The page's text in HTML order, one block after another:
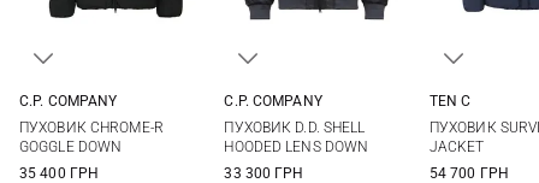
XXL
C.P. COMPANY
ПУХОВИК CHROME-R
GOGGLE DOWN
35 400 ГРН
XXL
C.P. COMPANY
ПУХОВИК D.D. SHELL
HOODED LENS DOWN
33 300 ГРН
56
TEN C
ПУХОВИК
JACKET
54 700 ГРН